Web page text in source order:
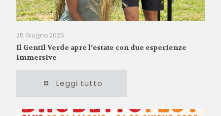
25 Giugno 2026
Il Gentil Verde apre l’estate con due esperienze
immersive
Leggi tutto